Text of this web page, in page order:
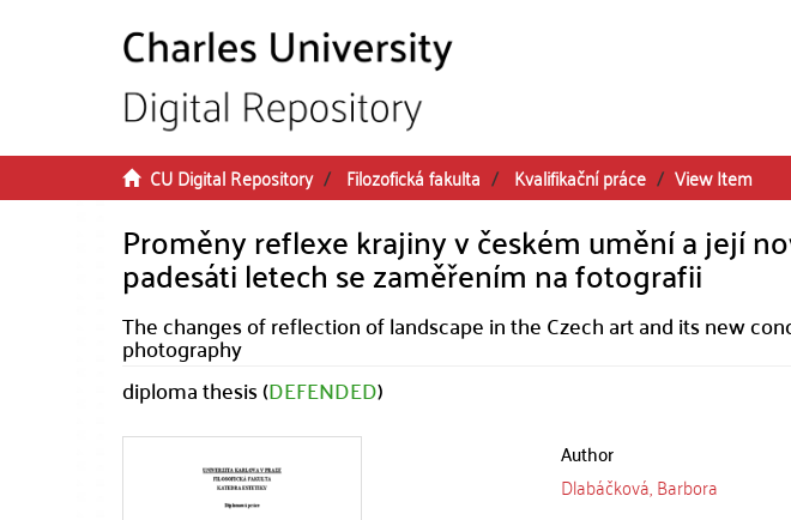
CU Digital Repository Filozofická fakulta Kvalifikační práce View Item
Proměny reflexe krajiny v českém umění a její
padesáti letech se zaměřením na fotografii
The changes of reflection of landscape in the Czech art and its new
photography
diploma thesis (DEFENDED)
Author
Dlabáčková, Barbora